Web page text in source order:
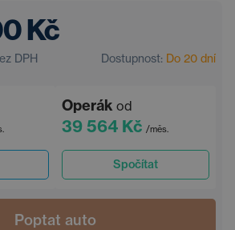
Kč
DPH Dostupnost: Do 20 dní
Operák od
39 564 Kč /měs.
Spočítat
Poptat auto